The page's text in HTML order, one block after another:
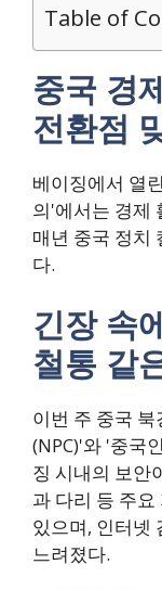
Table of
중국 경
전환점
베이징에서 열
의'에서는 경제
매년 중국 정치
다.
긴장 속
철통 같
이번 주 중국
(NPC)'와 '중국
징 시내의 보안
과 다리 등 주
있으며, 인터넷
느려졌다.